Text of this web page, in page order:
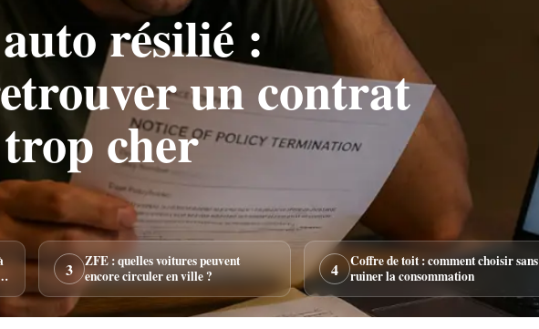
résilié :
un contrat
cher
3
ZFE : quelles voitures peuvent
encore circuler en ville ?
4
Coffre de toit : comment choisir sans
ruiner la consommation